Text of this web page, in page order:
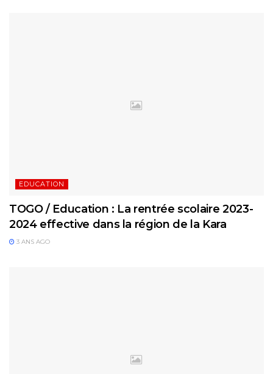
EDUCATION
TOGO / Education : La rentrée scolaire 2023-
2024 effective dans la région de la Kara
3 ANS AGO